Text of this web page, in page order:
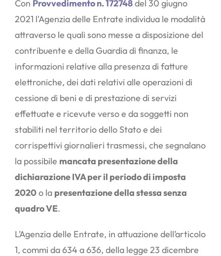
Con Provvedimento n. 172748del 30 giugno
2021 l'Agenzia delle Entrate individua le modalità
attraverso le quali sono messe a disposizione del
contribuente e della Guardia di finanza, le
informazioni relative alla presenza di fatture
elettroniche, dei dati relativi alle operazioni di
cessione di beni e di prestazione di servizi
effettuate e ricevute verso e da soggetti non
stabiliti nel territorio dello Stato e dei
corrispettivi giornalieri trasmessi, che segnalano
la possibile mancata presentazione della
dichiarazione IVA per il periodo di imposta
2020o la presentazione della stessa senza
quadro VE.
L’Agenzia delle Entrate, in attuazione dell’articolo
1, commi da 634 a 636, della legge 23 dicembre